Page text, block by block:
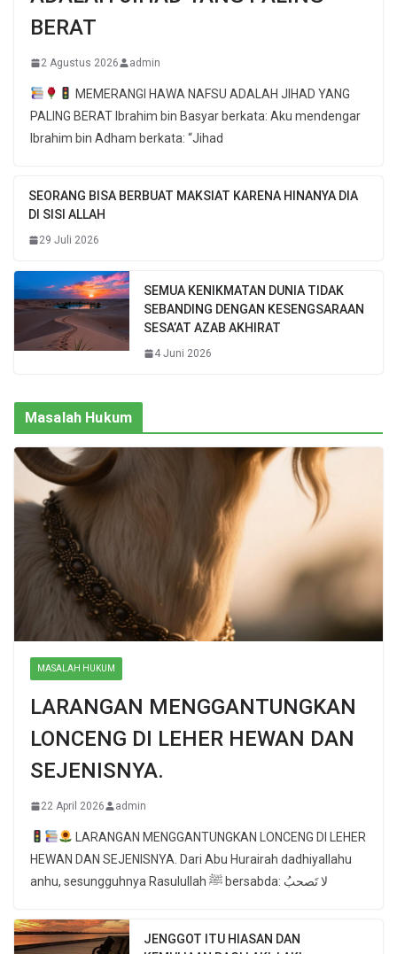
BERAT
2 Agustus 2026 admin
MEMERANGI HAWA NAFSU ADALAH JIHAD YANG
PALING BERAT Ibrahim bin Basyar berkata: Aku mendengar
Ibrahim bin Adham berkata: “Jihad
SEORANG BISA BERBUAT MAKSIAT KARENA HINANYA DIA
DI SISI ALLAH
29 Juli 2026
SEMUA KENIKMATAN DUNIA TIDAK
SEBANDING DENGAN KESENGSARAAN
SESA’AT AZAB AKHIRAT
4 Juni 2026
Masalah Hukum
MASALAH HUKUM
LARANGAN MENGGANTUNGKAN
LONCENG DI LEHER HEWAN DAN
SEJENISNYA.
22 April 2026 admin
LARANGAN MENGGANTUNGKAN LONCENG DI LEHER
HEWAN DAN SEJENISNYA. Dari Abu Hurairah dadhiyallahu
anhu, sesungguhnya Rasulullah ﷺ bersabda: لا تَصحبُ
JENGGOT ITU HIASAN DAN